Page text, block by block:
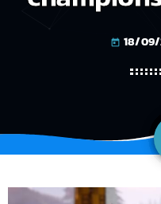
today 18/